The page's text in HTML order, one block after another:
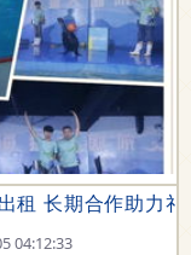
租 长期合作助力
04:12:33